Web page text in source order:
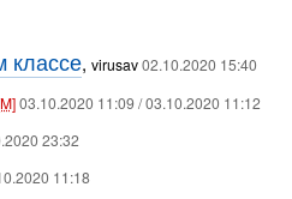
классе, virusav02.10.2020 15:40
03.10.2020 11:09 / 03.10.2020 11:12
23:32
11:18